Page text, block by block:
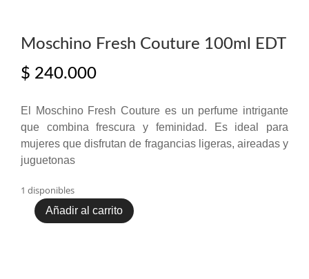
Moschino Fresh Couture 100ml EDT
$ 240.000
El Moschino Fresh Couture es un perfume intrigante
que combina frescura y feminidad. Es ideal para
mujeres que disfrutan de fragancias ligeras, aireadas y
juguetonas
1 disponibles
Moschino
Añadir al carrito